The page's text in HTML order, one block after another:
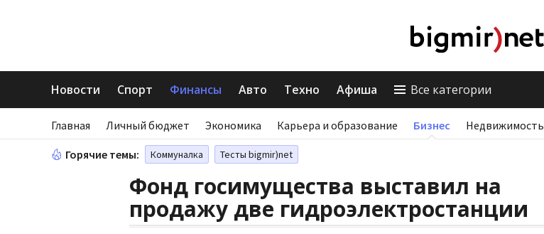
Новости Спорт Финансы Авто Техно Афиша Все категории
Главная Личный бюджет Экономика Карьера и образование Бизнес Недвижимость
Горячие темы: Коммуналка Тесты bigmir)net
Фонд госимущества выставил на
продажу две гидроэлектростанции